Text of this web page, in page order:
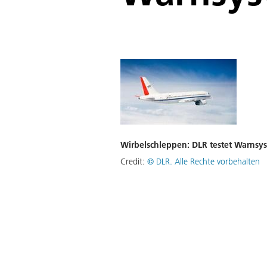
Wirbelschleppen: DLR testet
Credit: © DLR. Alle Rechte vorbehalten